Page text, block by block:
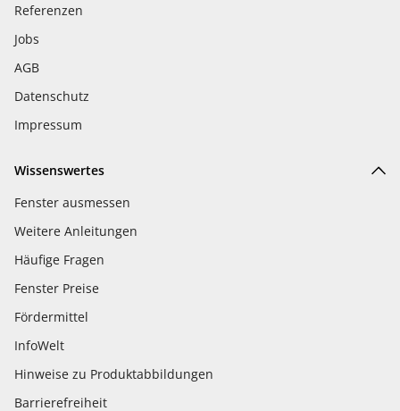
Referenzen
Jobs
AGB
Datenschutz
Impressum
Wissenswertes
Fenster ausmessen
Weitere Anleitungen
Häufige Fragen
Fenster Preise
Fördermittel
InfoWelt
Hinweise zu Produktabbildungen
Barrierefreiheit